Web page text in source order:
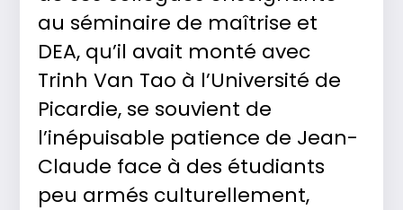
au séminaire de maîtrise et
DEA, qu’il avait monté avec
Trinh Van Tao à l’Université de
Picardie, se souvient de
l’inépuisable patience de Jean-
Claude face à des étudiants
peu armés culturellement,